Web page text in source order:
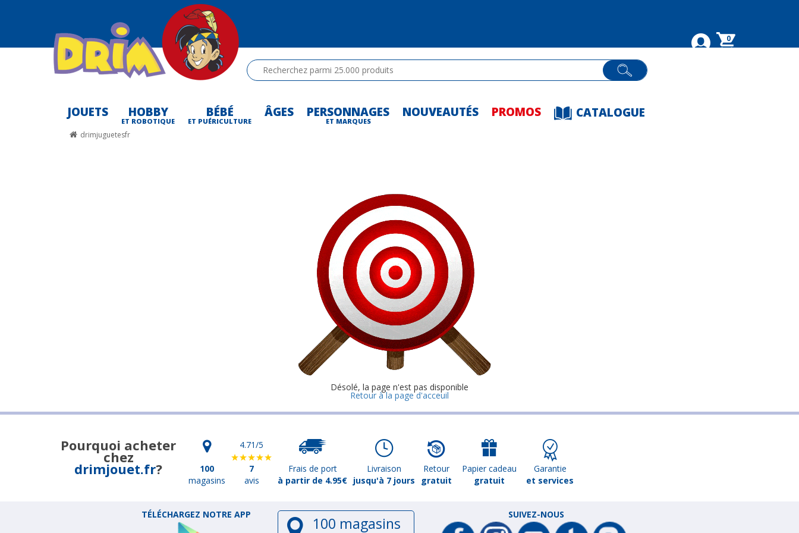
0
JOUETS HOBBY
ET ROBOTIQUE
BÉBÉ
ET PUÉRICULTURE
ÂGES PERSONNAGES
ET MARQUES
NOUVEAUTÉS PROMOS CATALOGUE
drimjuguetesfr
Désolé, la page n'est pas disponible
Retour à la page d'acceuil
Pourquoi acheter
chez
drimjouet.fr?
100
magasins
4.71/5
7
avis
Frais de port
à partir de 4.95€
Livraison
jusqu'à 7 jours
Retour
gratuit
Papier cadeau
gratuit
Garantie
et services
TÉLÉCHARGEZ NOTRE APP 100 magasins SUIVEZ-NOUS